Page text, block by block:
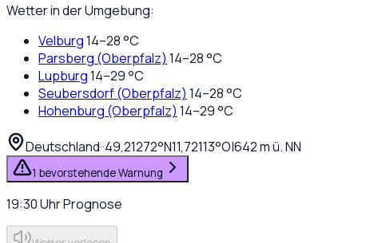
Wetter in der Umgebung:
Velburg14–28°C
Parsberg (Oberpfalz) 14–28°C
Lupburg14–29°C
Seubersdorf (Oberpfalz) 14–28°C
Hohenburg (Oberpfalz) 14–29°C
Deutschland··49,21272°N11,72113°O|642m ü. NN
1 bevorstehende Warnung
19:30UhrPrognose